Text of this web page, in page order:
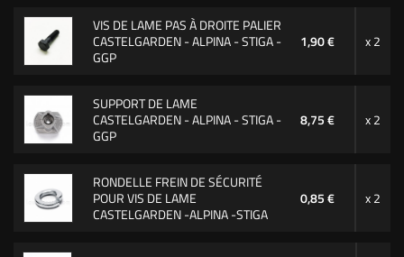
VIS DE LAME PAS À DROITE PALIER
CASTELGARDEN - ALPINA - STIGA -
GGP
1,90 € x 2
SUPPORT DE LAME
CASTELGARDEN - ALPINA - STIGA -
GGP
8,75 € x 2
RONDELLE FREIN DE SÉCURITÉ
POUR VIS DE LAME
CASTELGARDEN -ALPINA -STIGA
0,85 € x 2